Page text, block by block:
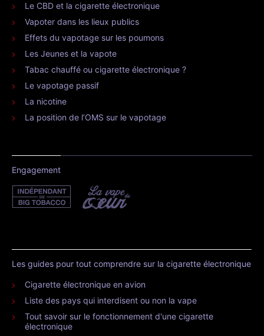
Le CBD et la cigarette électronique
Vapoter dans les lieux publics
Effets du vapotage sur les poumons
Les Jeunes et la vapote
Tabac chauffé ou cigarette électronique ?
Le vapotage passif
La nicotine
La position de l’OMS sur le vapotage
Engagement
Les guides pour tout comprendre sur la cigarette électronique
Cigarette électronique en avion
Liste des pays qui interdisent ou non la vape
Tout savoir sur le fonctionnement d'une cigarette
électronique